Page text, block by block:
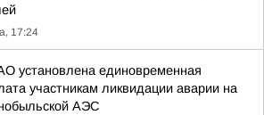
17:24
установлена единовременная
участникам ликвидации аварии на
АЭС